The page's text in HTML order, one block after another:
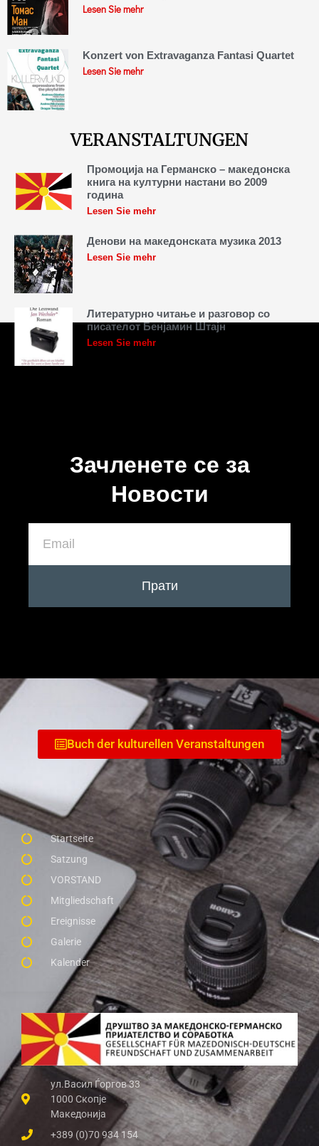
Lesen Sie mehr
Konzert von Extravaganza Fantasi Quartet
Lesen Sie mehr
VERANSTALTUNGEN
Промоција на Германско – македонска
книга на културни настани во 2009
година
Lesen Sie mehr
Денови на македонската музика 2013
Lesen Sie mehr
Литературно читање и разговор со
писателот Бенјамин Штајн
Lesen Sie mehr
Зачленете се за
Новости
Прати
ул.Васил Ѓоргов 33
1000 Скопје
Македонија
+389 (0)70 934 154
Startseite
Satzung
VORSTAND
Mitgliedschaft
Ereignisse
Galerie
Kalender
Buch der kulturellen Veranstaltungen